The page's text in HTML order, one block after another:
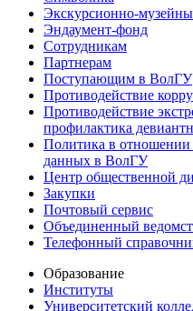
Экскурсионно-
Эндаумент-фонд
Сотрудникам
Партнерам
Поступающим в ВолГУ
Противодействие
Противодействие
профилактика
Политика в отношении
данных в ВолГУ
Центр общественной
Закупки
Почтовый сервис
Объединенный
Телефонный
Образование
Институты
Университетский